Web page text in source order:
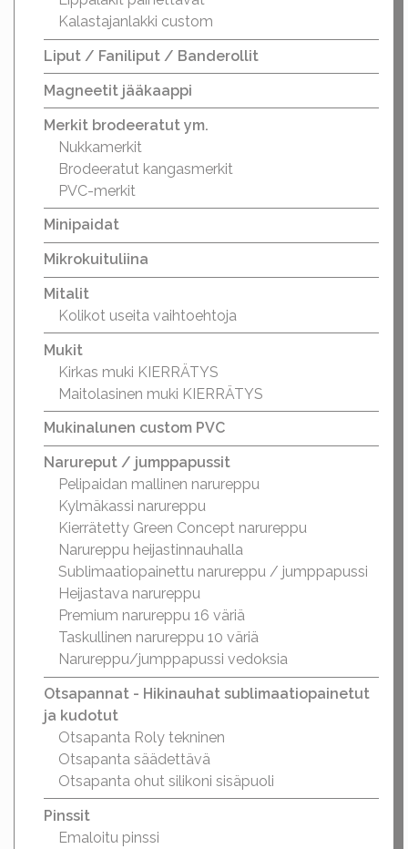
Kalastajanlakki custom
Liput / Faniliput / Banderollit
Magneetit jääkaappi
Merkit brodeeratut ym.
Nukkamerkit
Brodeeratut kangasmerkit
PVC-merkit
Minipaidat
Mikrokuituliina
Mitalit
Kolikot useita vaihtoehtoja
Mukit
Kirkas muki KIERRÄTYS
Maitolasinen muki KIERRÄTYS
Mukinalunen custom PVC
Narureput / jumppapussit
Pelipaidan mallinen narureppu
Kylmäkassi narureppu
Kierrätetty Green Concept narureppu
Narureppu heijastinnauhalla
Sublimaatiopainettu narureppu / jumppapussi
Heijastava narureppu
Premium narureppu 16 väriä
Taskullinen narureppu 10 väriä
Narureppu/jumppapussi vedoksia
Otsapannat - Hikinauhat sublimaatiopainetut
ja kudotut
Otsapanta Roly tekninen
Otsapanta säädettävä
Otsapanta ohut silikoni sisäpuoli
Pinssit
Emaloitu pinssi